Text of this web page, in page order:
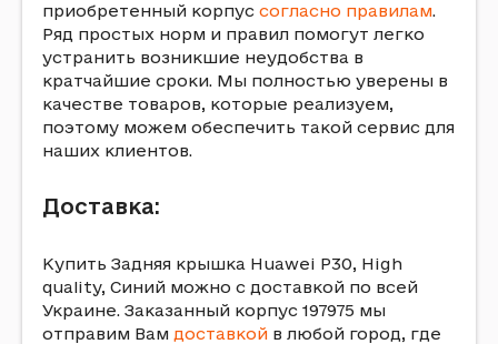
приобретенный корпус согласно правилам.
Ряд простых норм и правил помогут легко
устранить возникшие неудобства в
кратчайшие сроки. Мы полностью уверены в
качестве товаров, которые реализуем,
поэтому можем обеспечить такой сервис для
наших клиентов.
Доставка:
Купить Задняя крышка Huawei P30, High
quality, Синий можно с доставкой по всей
Украине. Заказанный корпус 197975 мы
отправим Вам доставкой в любой город, где